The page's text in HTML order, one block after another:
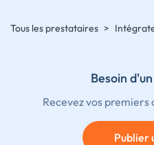
Tous les prestataires >
Besoin
Recevez vos premiers
Publier